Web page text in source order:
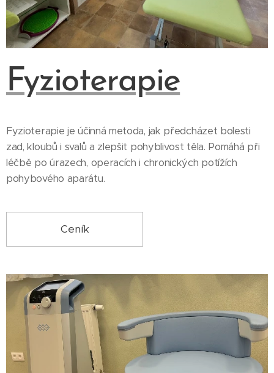
Fyzioterapie
Fyzioterapie je účinná metoda, jak předcházet bolesti
zad, kloubů i svalů a zlepšit pohyblivost těla. Pomáhá při
léčbě po úrazech, operacích i chronických potížích
pohybového aparátu.
Ceník